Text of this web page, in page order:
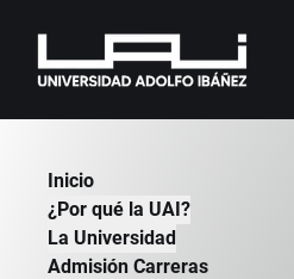
Inicio
¿Por qué la UAI?
La Universidad
Admisión Carreras
Gonzalo
Doctor en Historia